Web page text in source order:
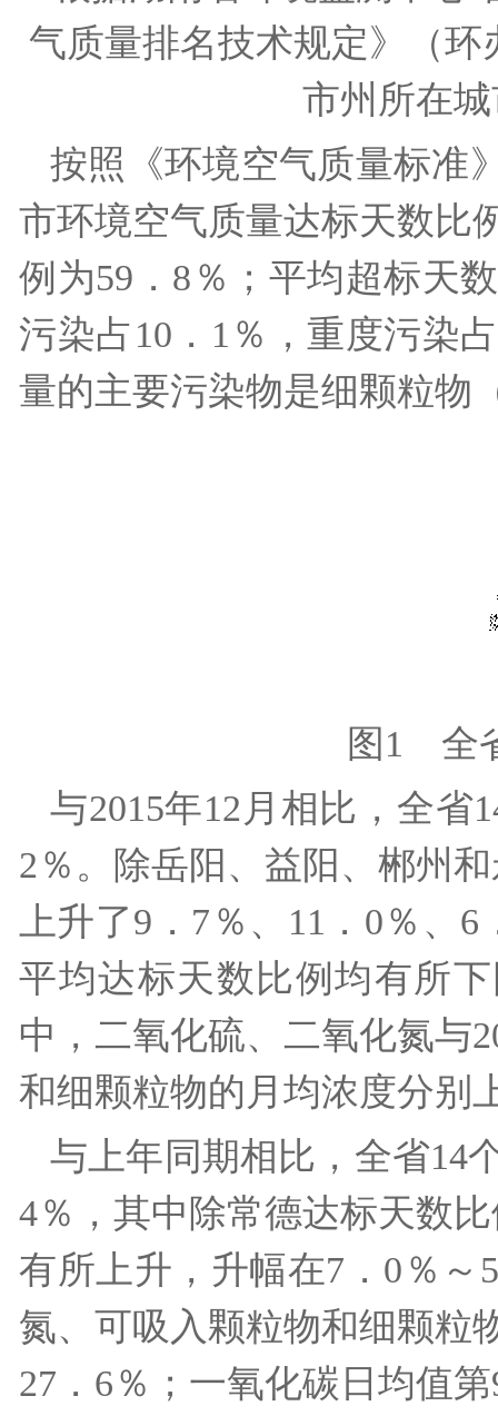
气质量排名技术规定》（环
市州所在
按照《环境空气质量标准
市环境空气质量达标天数比
例为59．8％；平均超标天
污染占10．1％，重度污染
量的主要污染物是细颗粒物
图1 全
与2015年12月相比，全
2％。除岳阳、益阳、郴州
上升了9．7％、11．0％、
平均达标天数比例均有所
中，二氧化硫、二氧化氮与
和细颗粒物的月均浓度分别
与上年同期相比，全省14
4％，其中除常德达标天数
有所上升，升幅在7．0％
氮、可吸入颗粒物和细颗粒
27．6％；一氧化碳日均值